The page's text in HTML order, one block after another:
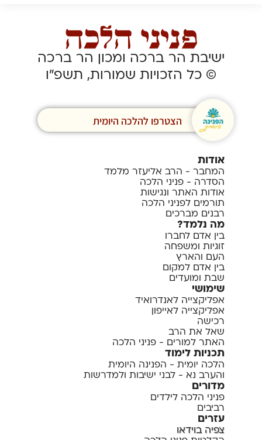
ישיבת הר ברכה ומכון הר ברכה
© כל הזכויות שמורות, תשפ”ו
הצטרפו להלכה היומית
אודות
המחבר - הרב אליעזר מלמד
הסדרה - פניני הלכה
אודות האתר ונגישות
תורמים לפניני הלכה
רבנים מברכים
מה נלמד?
בין אדם לחברו
זוגיות ומשפחה
העם והארץ
בין אדם למקום
שבת ומועדים
שימושי
אפליקצייה לאנדרואיד
אפליקצייה לאייפון
רכישה
שאל את הרב
האתר למורים - פניני הלכה
תכניות לימוד
הלכה יומית - הפנינה היומית
והערב נא - לבני ישיבות ולמדרשות
מדורים
פניני הלכה לילדים
רביבים
עזרים
צפיה בוידאו